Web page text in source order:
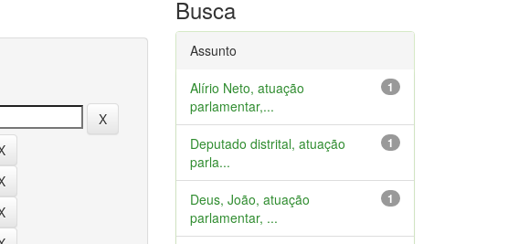
Busca
Assunto
1
Alírio Neto, atuação
parlamentar,...
1
Deputado distrital, atuação
parla...
1
Deus, João, atuação
parlamentar, ...